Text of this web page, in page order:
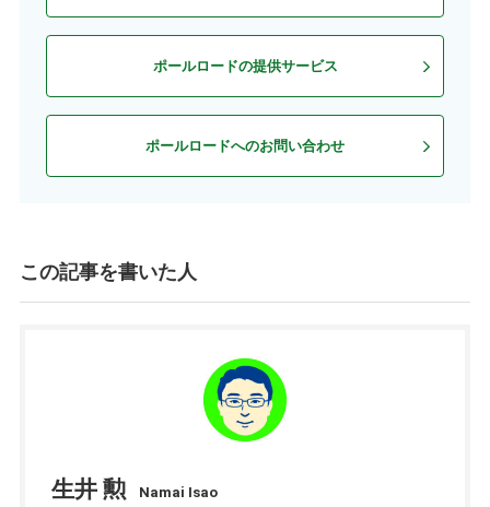
ポールロードの提供サービス
ポールロードへのお問い合わせ
この記事を書いた人
生井 勲 Namai Isao